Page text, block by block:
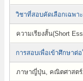
วิชาที่สอบคัดเลือกเฉพา
ความเรียงสั้น(Short
การสอบเพื่อเข้าศึกษา
ภาษาญี่ปุ่น, คณิตศาสตร์